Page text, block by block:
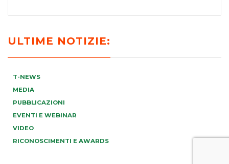
ULTIME NOTIZIE:
T-NEWS
MEDIA
PUBBLICAZIONI
EVENTI E WEBINAR
VIDEO
RICONOSCIMENTI E AWARDS